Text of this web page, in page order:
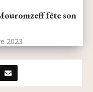
fête son
2023